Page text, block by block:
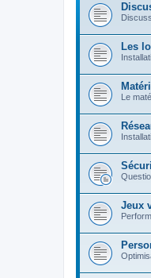
Les
Le
Jeux